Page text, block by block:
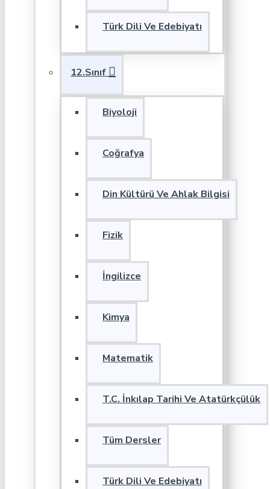
Türk Dili Ve Edebiyatı
12.Sınıf
Biyoloji
Coğrafya
Din Kültürü Ve Ahlak Bilgisi
Fizik
İngilizce
Kimya
Matematik
T.C. İnkılap Tarihi Ve Atatürkçülük
Tüm Dersler
Türk Dili Ve Edebiyatı